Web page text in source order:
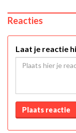
Reacties
Laat je reactie
Plaats reactie